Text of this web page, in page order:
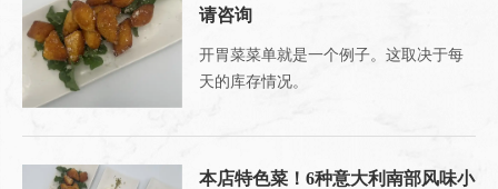
请咨询
开胃菜菜单就是一个例子。这取决于每
天的库存情况。
本店特色菜！6种意大利南部风味小